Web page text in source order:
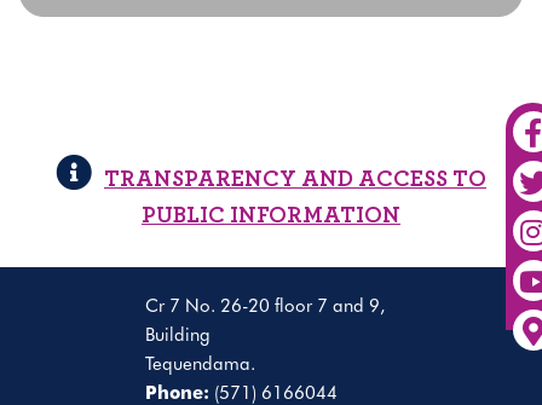
TRANSPARENCY AND ACCESS TO
PUBLIC INFORMATION
Cr 7 No. 26-20 floor 7 and 9,
Building
Tequendama.
Phone: (571) 6166044